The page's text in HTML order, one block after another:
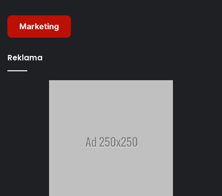
Marketing
Reklama